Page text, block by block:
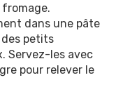
fromage.
dans une pâte
des petits
Servez-les avec
pour relever le